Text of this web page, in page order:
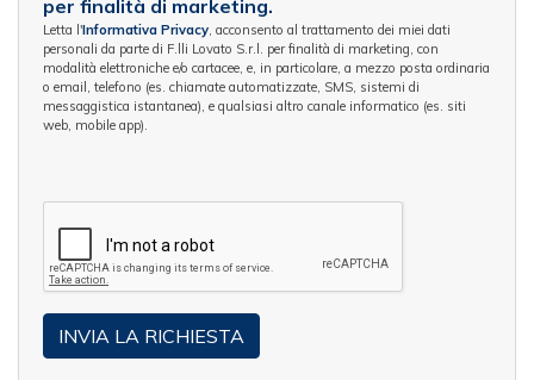
per finalità di marketing.
Letta l'Informativa Privacy, acconsento al trattamento dei miei dati
personali da parte di F.lli Lovato S.r.l. per finalità di marketing, con
modalità elettroniche e/o cartacee, e, in particolare, a mezzo posta ordinaria
o email, telefono (es. chiamate automatizzate, SMS, sistemi di
messaggistica istantanea), e qualsiasi altro canale informatico (es. siti
web, mobile app).